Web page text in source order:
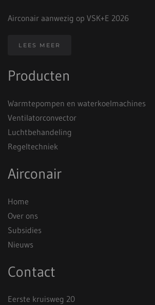
Airconair aanwezig op VSK+E 2026
LEES MEER
Producten
Warmtepompen en waterkoelmachines
Ventilatorconvector
Luchtbehandeling
Regeltechniek
Airconair
Home
Over ons
Subsidies
Nieuws
Contact
Eerste kruisweg 20